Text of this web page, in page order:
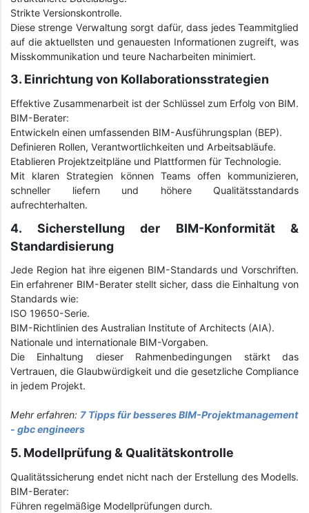
Strikte Versionskontrolle.
Diese strenge Verwaltung sorgt dafür, dass jedes Teammitglied
auf die aktuellsten und genauesten Informationen zugreift, was
Misskommunikation und teure Nacharbeiten minimiert.
3. Einrichtung von Kollaborationsstrategien
Effektive Zusammenarbeit ist der Schlüssel zum Erfolg von BIM.
BIM-Berater:
Entwickeln einen umfassenden BIM-Ausführungsplan (BEP).
Definieren Rollen, Verantwortlichkeiten und Arbeitsabläufe.
Etablieren Projektzeitpläne und Plattformen für Technologie.
Mit klaren Strategien können Teams offen kommunizieren,
schneller liefern und höhere Qualitätsstandards
aufrechterhalten.
4. Sicherstellung der BIM-Konformität &
Standardisierung
Jede Region hat ihre eigenen BIM-Standards und Vorschriften.
Ein erfahrener BIM-Berater stellt sicher, dass die Einhaltung von
Standards wie:
ISO 19650-Serie.
BIM-Richtlinien des Australian Institute of Architects (AIA).
Nationale und internationale BIM-Vorgaben.
Die Einhaltung dieser Rahmenbedingungen stärkt das
Vertrauen, die Glaubwürdigkeit und die gesetzliche Compliance
in jedem Projekt.
Mehr erfahren: 7 Tipps für besseres BIM-Projektmanagement
- gbc engineers
5. Modellprüfung & Qualitätskontrolle
Qualitätssicherung endet nicht nach der Erstellung des Modells.
BIM-Berater:
Führen regelmäßige Modellprüfungen durch.